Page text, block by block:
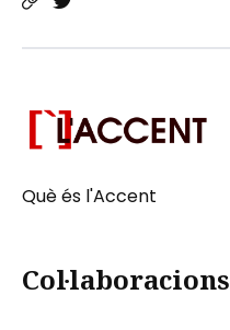
Què és l'Accent
Col·laboracions